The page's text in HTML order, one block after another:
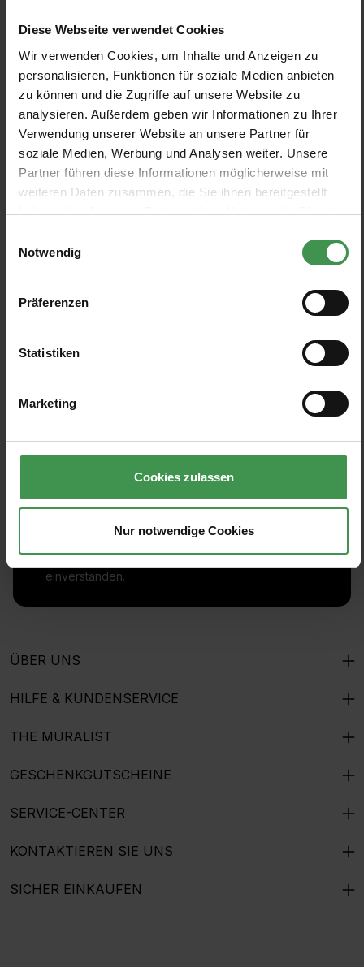
Diese Webseite verwendet Cookies
Wir verwenden Cookies, um Inhalte und Anzeigen zu
personalisieren, Funktionen für soziale Medien anbieten
zu können und die Zugriffe auf unsere Website zu
analysieren. Außerdem geben wir Informationen zu Ihrer
Verwendung unserer Website an unsere Partner für
soziale Medien, Werbung und Analysen weiter. Unsere
Partner führen diese Informationen möglicherweise mit
weiteren Daten zusammen, die Sie ihnen bereitgestellt
haben oder die sie im Rahmen Ihrer Nutzung der Dienste
Notwendig
Präferenzen
Statistiken
Marketing
Cookies zulassen
Nur notwendige Cookies
PRODUKTE FILTERN
Keine Produkte gefunden.
Abonnieren Sie den kostenlosen Newsletter und
Datenschutzbestimmungen
genommen und dieAGBgelesen und bin mit ihnen
einverstanden.
ÜBER UNS
HILFE & KUNDENSERVICE
THE MURALIST
GESCHENKGUTSCHEINE
SERVICE-CENTER
KONTAKTIEREN SIE UNS
SICHER EINKAUFEN